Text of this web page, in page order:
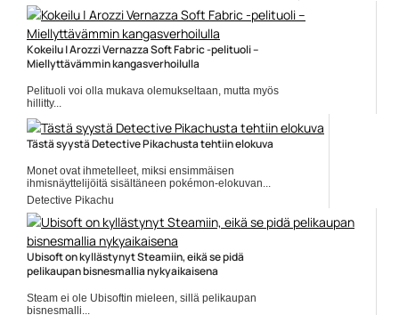
Frontier
Kokeilu | Arozzi Vernazza Soft Fabric -pelituoli –
Miellyttävämmin kangasverhoilulla
Pelituoli voi olla mukava olemukseltaan, mutta myös
hillitty...
pelituolit
Tästä syystä Detective Pikachusta tehtiin elokuva
Monet ovat ihmetelleet, miksi ensimmäisen
ihmisnäyttelijöitä sisältäneen pokémon-elokuvan...
Detective Pikachu
Ubisoft on kyllästynyt Steamiin, eikä se pidä
pelikaupan bisnesmallia nykyaikaisena
Steam ei ole Ubisoftin mieleen, sillä pelikaupan
bisnesmalli...